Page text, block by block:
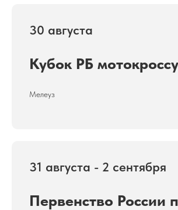
30 августа
Кубок РБ
Мелеуз
31 августа - 2 сентября
Первенство России